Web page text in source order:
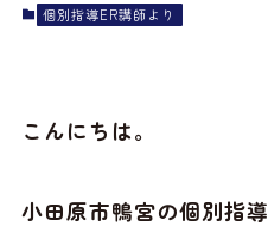
個別指導ER講師より
こんにちは。
小田原市鴨宮の個別指